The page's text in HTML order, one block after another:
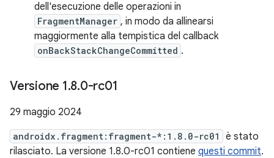
dell'esecuzione delle operazioni in
FragmentManager , in modo da allinearsi
maggiormente alla tempistica del callback
onBackStackChangeCommitted .
Versione 1.8.0-rc01
29 maggio 2024
androidx.fragment:fragment-*:1.8.0-rc01
è stato
rilasciato. La versione 1.8.0-rc01 contiene questi commit.